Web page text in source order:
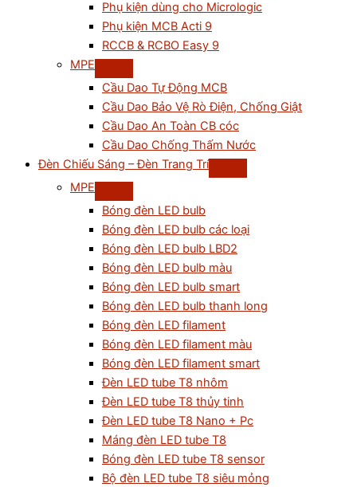
Phụ kiện dùng cho Micrologic
Phụ kiện MCB Acti 9
RCCB & RCBO Easy 9
MPE
Cầu Dao Tự Động MCB
Cầu Dao Bảo Vệ Rò Điện, Chống Giật
Cầu Dao An Toàn CB cóc
Cầu Dao Chống Thấm Nước
Đèn Chiếu Sáng – Đèn Trang Trí
MPE
Bóng đèn LED bulb
Bóng đèn LED bulb các loại
Bóng đèn LED bulb LBD2
Bóng đèn LED bulb màu
Bóng đèn LED bulb smart
Bóng đèn LED bulb thanh long
Bóng đèn LED filament
Bóng đèn LED filament màu
Bóng đèn LED filament smart
Đèn LED tube T8 nhôm
Đèn LED tube T8 thủy tinh
Đèn LED tube T8 Nano + Pc
Máng đèn LED tube T8
Bóng đèn LED tube T8 sensor
Bộ đèn LED tube T8 siêu mỏng